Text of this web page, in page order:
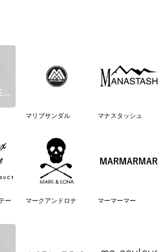
マリブサンダル マナスタッシュ
ー
マークアンドロナ マーマーマー